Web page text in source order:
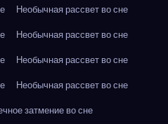
Необычная рассвет во сне
Необычная рассвет во сне
Необычная рассвет во сне
Необычная рассвет во сне
затмение во сне